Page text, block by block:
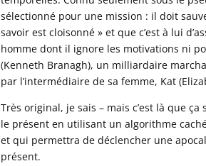
sélectionné pour une mission : il doit
savoir est cloisonné » et que c’est à lui
homme dont il ignore les motivations ni
(Kenneth Branagh), un milliardaire
par l’intermédiaire de sa femme, Kat
Très original, je sais – mais c’est là que
le présent en utilisant un algorithme
et qui permettra de déclencher une
présent.